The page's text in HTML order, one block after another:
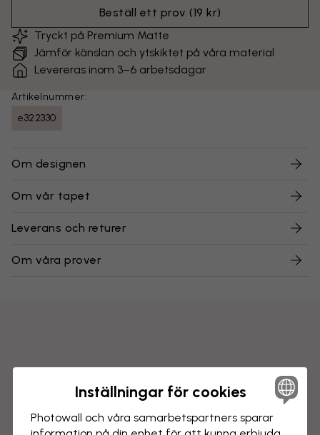
Beställ ett prov (19 kr)
Tryckt på Premium Matte
Jämför känslan och ytskiktet på våra material
Levereras inom 3–6 arbetsdagar
Artikelnummer:
e322330
Om designen
Om vår tapet
Leverans och returer
Om våra prover
Inställningar för cookies
Photowall och våra samarbets­partners sparar